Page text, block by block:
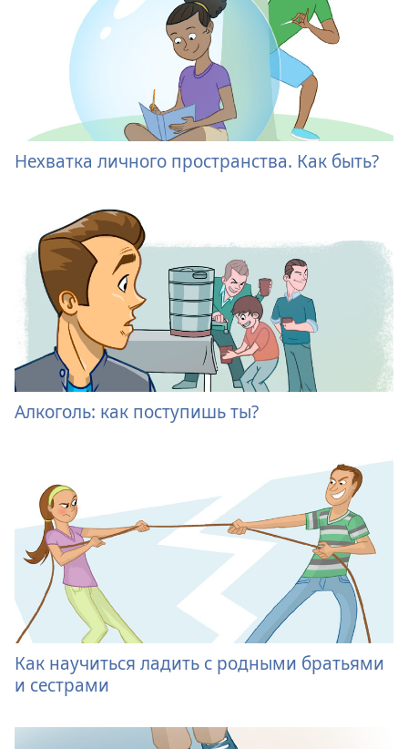
Нехватка личного пространства. Как быть?
Алкоголь: как поступишь ты?
Как научиться ладить с родными братьями
и сестрами